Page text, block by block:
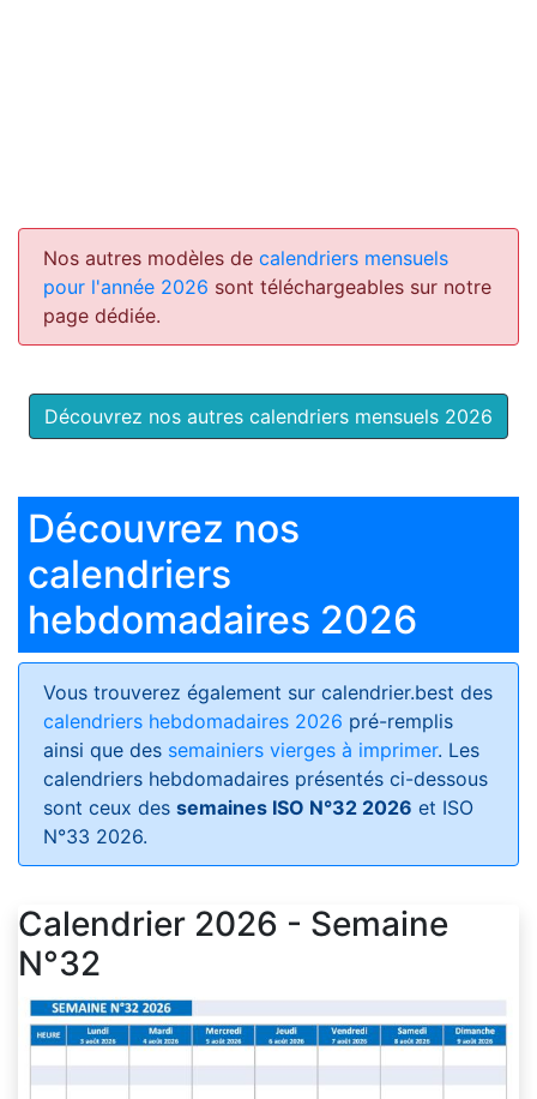
Nos autres modèles de calendriers mensuels
pour l'année 2026 sont téléchargeables sur notre
page dédiée.
Découvrez nos autres calendriers mensuels 2026
Découvrez nos
calendriers
hebdomadaires 2026
Vous trouverez également sur calendrier.best des
calendriers hebdomadaires 2026 pré-remplis
ainsi que des semainiers vierges à imprimer. Les
calendriers hebdomadaires présentés ci-dessous
sont ceux des semaines ISO N°32 2026 et ISO
N°33 2026.
Calendrier 2026 - Semaine
N°32